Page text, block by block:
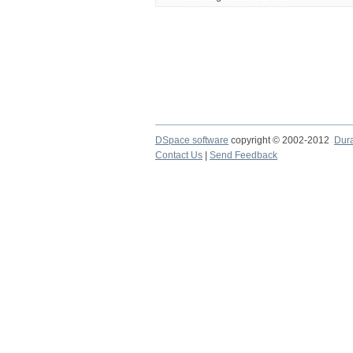
DSpace software copyright © 2002-2012
Contact Us
Send Feedback